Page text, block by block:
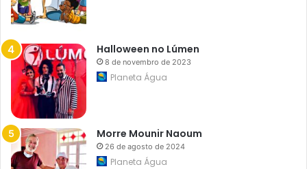
Halloween no Lúmen
8 de novembro de 2023
Planeta Água
Morre Mounir Naoum
26 de agosto de 2024
Planeta Água